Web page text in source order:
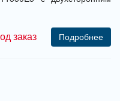
заказ Подробнее